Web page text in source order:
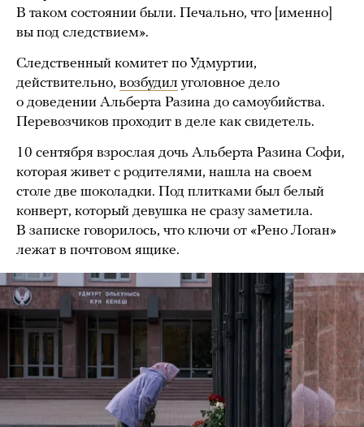
В таком состоянии были. Печально, что [именно]
вы под следствием».
Следственный комитет по Удмуртии,
действительно, возбудил уголовное дело
о доведении Альберта Разина до самоубийства.
Перевозчиков проходит в деле как свидетель.
10 сентября взрослая дочь Альберта Разина Софи,
которая живет с родителями, нашла на своем
столе две шоколадки. Под плитками был белый
конверт, который девушка не сразу заметила.
В записке говорилось, что ключи от «Рено Логан»
лежат в почтовом ящике.